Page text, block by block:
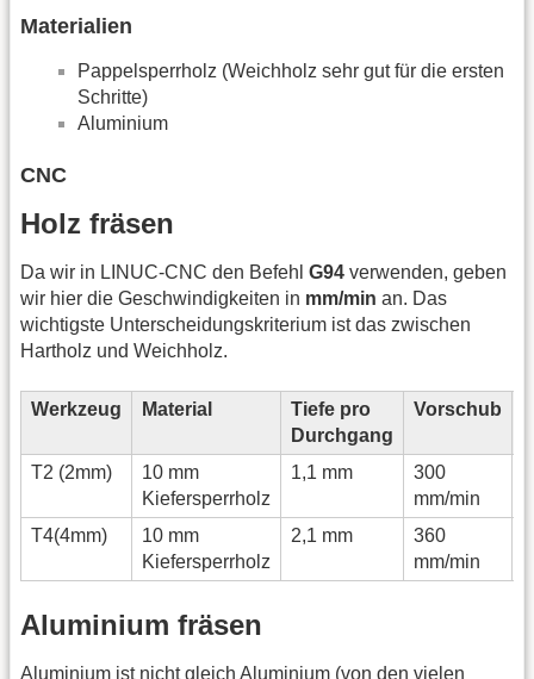
Materialien
Pappelsperrholz (Weichholz sehr gut für die ersten
Schritte)
Aluminium
CNC
Holz fräsen
Da wir in LINUC-CNC den Befehl G94 verwenden, geben
wir hier die Geschwindigkeiten in mm/min an. Das
wichtigste Unterscheidungskriterium ist das zwischen
Hartholz und Weichholz.
Werkzeug Material
Tiefe pro
Durchgang
Vorschub
T2 (2mm)
10 mm
Kiefersperrholz
1,1 mm
300
mm/min
T4(4mm)
10 mm
Kiefersperrholz
2,1 mm
360
mm/min
Aluminium fräsen
Aluminium ist nicht gleich Aluminium (von den vielen